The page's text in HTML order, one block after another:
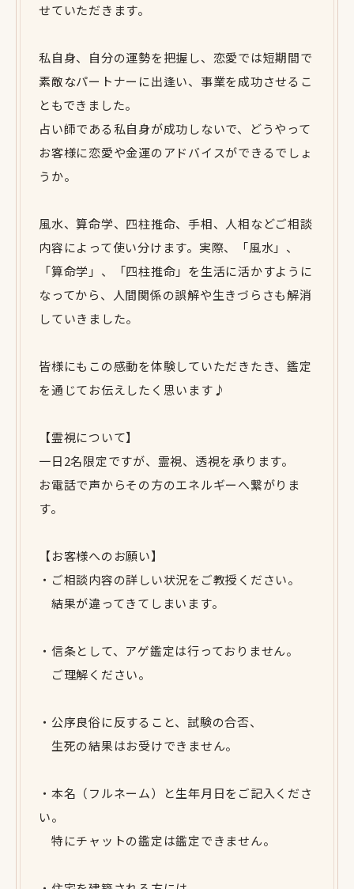
せていただきます。
私自身、自分の運勢を把握し、恋愛では短期間で
素敵なパートナーに出逢い、事業を成功させるこ
ともできました。
占い師である私自身が成功しないで、どうやって
お客様に恋愛や金運のアドバイスができるでしょ
うか。
風水、算命学、四柱推命、手相、人相などご相談
内容によって使い分けます。実際、「風水」、
「算命学」、「四柱推命」を生活に活かすように
なってから、人間関係の誤解や生きづらさも解消
していきました。
皆様にもこの感動を体験していただきたき、鑑定
を通じてお伝えしたく思います♪
【霊視について】
一日2名限定ですが、霊視、透視を承ります。
お電話で声からその方のエネルギーへ繋がりま
す。
【お客様へのお願い】
・ご相談内容の詳しい状況をご教授ください。
結果が違ってきてしまいます。
・信条として、アゲ鑑定は行っておりません。
ご理解ください。
・公序良俗に反すること、試験の合否、
生死の結果はお受けできません。
・本名（フルネーム）と生年月日をご記入くださ
い。
特にチャットの鑑定は鑑定できません。